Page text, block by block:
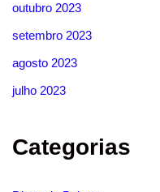
outubro 2023
setembro 2023
agosto 2023
julho 2023
Categorias